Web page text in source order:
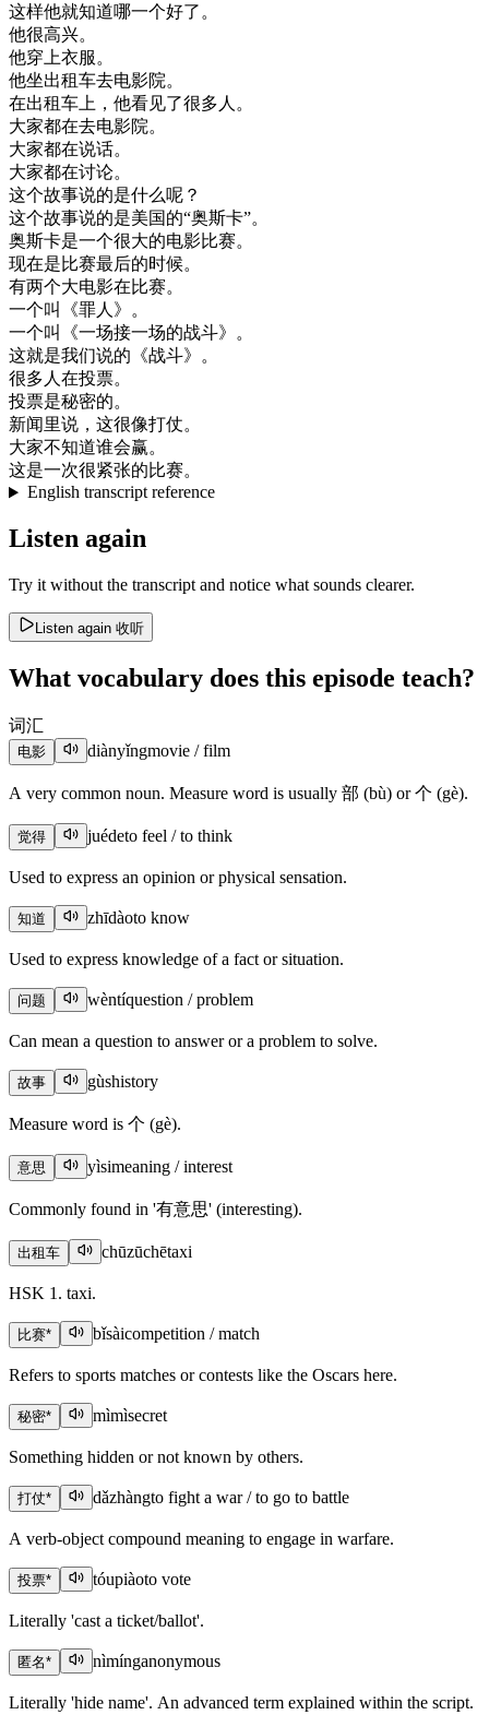
这样他就知道哪一个好了。
他很高兴。
他穿上衣服。
他坐出租车去电影院。
在出租车上 ， 他看见了很多人。
大家都在去电影院。
大家都在说话。
大家都在讨论。
这个故事说的是什么呢 ？
这个故事说的是美国的“奥斯卡”。
奥斯卡是一个很大的电影比赛。
现在是比赛最后的时候。
有两个大电影在比赛。
一个叫 《罪人》 。
一个叫 《一场接一场的战斗》 。
这就是我们说的 《战斗》 。
很多人在投票。
投票是秘密的。
新闻里说 ， 这很像打仗。
大家不知道谁会赢。
这是一次很紧张的比赛。
English transcript reference
Listen again
Try it without the transcript and notice what sounds clearer.
Listen again 收听
What vocabulary does this episode teach?
词汇
电影 diànyǐngmovie / film
A very common noun. Measure word is usually 部 (bù) or 个 (gè).
觉得 juédeto feel / to think
Used to express an opinion or physical sensation.
知道 zhīdàoto know
Used to express knowledge of a fact or situation.
问题 wèntíquestion / problem
Can mean a question to answer or a problem to solve.
故事 gùshistory
Measure word is 个 (gè).
意思 yìsimeaning / interest
Commonly found in '有意思' (interesting).
出租车 chūzūchētaxi
HSK 1. taxi.
比赛* bǐsàicompetition / match
Refers to sports matches or contests like the Oscars here.
秘密* mìmìsecret
Something hidden or not known by others.
打仗* dǎzhàngto fight a war / to go to battle
A verb-object compound meaning to engage in warfare.
投票* tóupiàoto vote
Literally 'cast a ticket/ballot'.
匿名* nìmínganonymous
Literally 'hide name'. An advanced term explained within the script.